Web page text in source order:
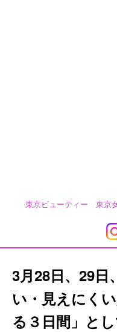
東京ビューティー 東京
3月28日、29日
い・見えにく
る３日間」と